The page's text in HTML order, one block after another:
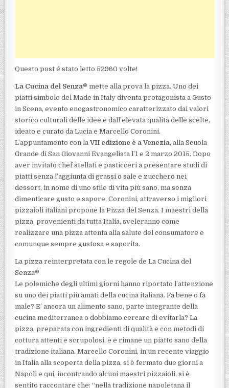
Questo post é stato letto 52960 volte!
La Cucina del Senza® mette alla prova la pizza. Uno dei
piatti simbolo del Made in Italy diventa protagonista a Gusto
in Scena, evento enogastronomico caratterizzato dai valori
storico culturali delle idee e dall’elevata qualità delle scelte,
ideato e curato da Lucia e Marcello Coronini.
L’appuntamento con la VII edizione è a Venezia, alla Scuola
Grande di San Giovanni Evangelista l’1 e 2 marzo 2015. Dopo
aver invitato chef stellati e pasticceri a presentare studi di
piatti senza l’aggiunta di grassi o sale e zucchero nei
dessert, in nome di uno stile di vita più sano, ma senza
dimenticare gusto e sapore, Coronini, attraverso i migliori
pizzaioli italiani propone la Pizza del Senza. I maestri della
pizza, provenienti da tutta Italia, sveleranno come
realizzare una pizza attenta alla salute del consumatore e
comunque sempre gustosa e saporita.
La pizza reinterpretata con le regole de La Cucina del
Senza®
Le polemiche degli ultimi giorni hanno riportato l’attenzione
su uno dei piatti più amati della cucina italiana. Fa bene o fa
male? E’ ancora un alimento sano, parte integrante della
cucina mediterranea o dobbiamo cercare di evitarla? La
pizza, preparata con ingredienti di qualità e con metodi di
cottura attenti e scrupolosi, è e rimane un piatto sano della
tradizione italiana. Marcello Coronini, in un recente viaggio
in Italia alla scoperta della pizza, si è fermato due giorni a
Napoli e qui, incontrando alcuni maestri pizzaioli, si è
sentito raccontare che: “nella tradizione napoletana il